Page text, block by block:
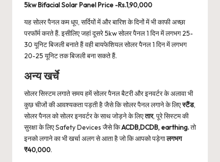
5kw Bifacial Solar Panel Price -Rs.1,90,000
यह सोलर पैनल कम धूप, सर्दियों में और बारिश के दिनों में भी काफी अच्छा
परफॉर्म करते हैं. इसीलिए जहां दूसरे 5kw सोलर पैनल 1 दिन में लगभग 25-
30 यूनिट बिजली बनाते हैं वही बायफेशियल सोलर पैनल 1 दिन में लगभग
20-25 यूनिट तक बिजली बना सकते हैं.
अन्य खर्चे
सोलर सिस्टम लगाते समय हमें सोलर पैनल बैटरी और इनवर्टर के अलावा भी
कुछ चीजों की आवश्यकता पड़ती है जैसे कि सोलर पैनल लगाने के लिएस्टैंड,
सोलर पैनल को सोलर इनवर्टर के साथ जोड़ने के लिएतार, पूरे सिस्टम की
सुरक्षा के लिए Safety Devices जैसे किACDB,DCDB, earthing.तो
इनको लगाने का भी खर्चा अलग से आता है जो कि आपको पड़ेगालगभग
₹40,000.